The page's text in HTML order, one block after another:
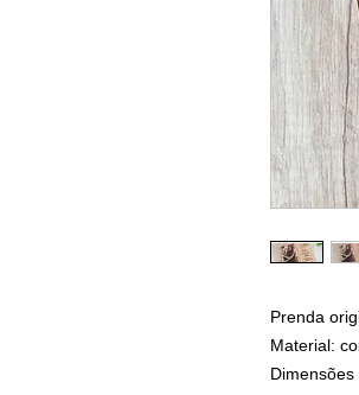
Prenda
Material: